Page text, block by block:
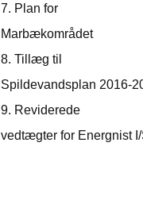
7. Plan for
Marbækområdet
8. Tillæg til
Spildevandsplan 2016-
9. Reviderede
vedtægter for Energnist I/